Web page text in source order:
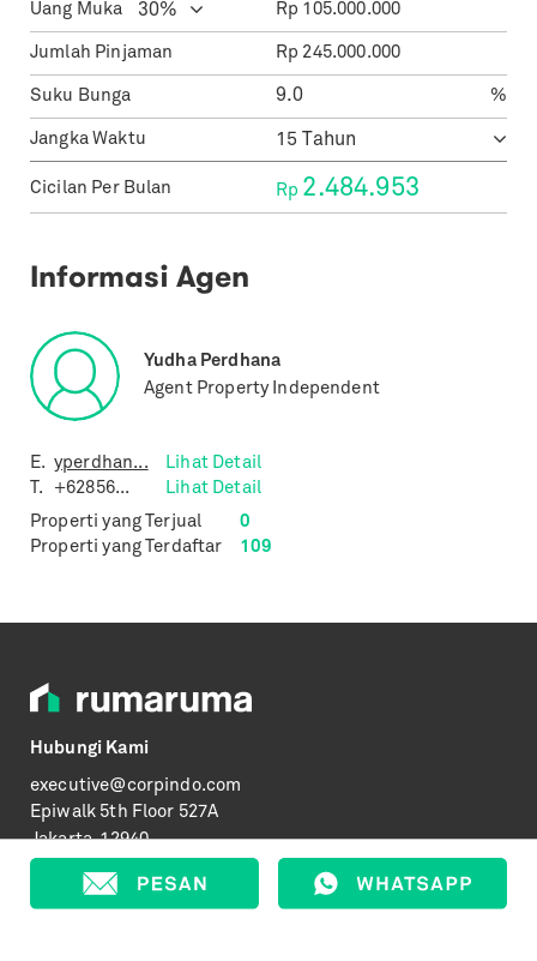
Uang Muka Rp 105.000.000
Jumlah Pinjaman Rp 245.000.000
Suku Bunga %
Jangka Waktu
Cicilan Per Bulan Rp 2.484.953
Informasi Agen
Yudha Perdhana
Agent Property Independent
E. yperdhan...
Lihat Detail
T.
+62856...
Lihat Detail
Properti yang Terjual
0
Properti yang Terdaftar
109
Hubungi Kami
executive@corpindo.com
Epiwalk 5th Floor 527A
Jakarta, 12940
Informasi